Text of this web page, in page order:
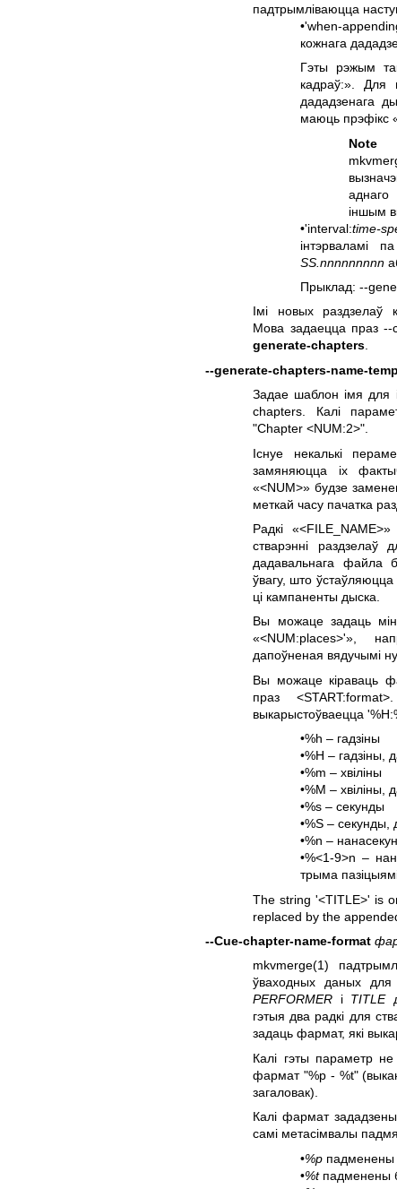
падтрымліваюцца
•'when-
кожнага
Гэты рэжым
кадраў:». Для
дададзенага
маюць прэфікс
Note
аднаго
іншым
•'interval:time-
інтэрваламі
SS.nnnnnnnnn
Прыклад: --
Імі новых раздзелаў
Мова задаецца праз --
generate-chapters.
--generate-chapters-name-
Задае шаблон імя для
chapters. Калі
"Chapter <NUM:2>".
Існуе некалькі
замяняюцца іх
«<NUM>» будзе
меткай часу пачатка
Радкі
стварэнні
дадавальнага файла
ўвагу, што
ці кампаненты дыска.
Вы можаце задаць
«<NUM:places>'»,
дапоўненая вядучымі
Вы можаце кіраваць
праз
выкарыстоўваецца
•%h – гадзіны
•%H – гадзіны,
•%m – хвіліны
•%M – хвіліны,
•%s – секунды
•%S – секунды,
•%n –
•%<1-9>n –
трыма
The string '<TITLE>' is
replaced by the
--Сue-chapter-name-format
mkvmerge(1)
ўваходных даных для
PERFORMER і TITLE
гэтыя два радкі для
задаць фармат, які
Калі гэты параметр
фармат "%p - %t"
загаловак).
Калі фармат
самі метасімвалы
•%p падменены
•%tпадменены